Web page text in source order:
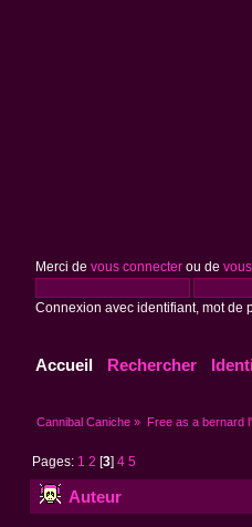
Merci de vous connecterou de
Connexion avec identifiant, mot de
Accueil Rechercher
Cannibal Caniche » Free as a bernard
Pages: 1 2 [3]4 5
Auteur